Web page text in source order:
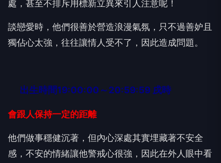
處，甚至不排斥用標新立異來引人注意呢！
談戀愛時，他們很善於營造浪漫氣氛，只不過善妒且
獨佔心太強，往往讓情人受不了，因此造成問題。
出生時間19:00:00～20:59:59 戌時
會跟人保持一定的距離
他們做事穩健沉著，但內心深處其實埋藏著不安全
感，不安的情緒讓他警戒心很強，因此在外人眼中看